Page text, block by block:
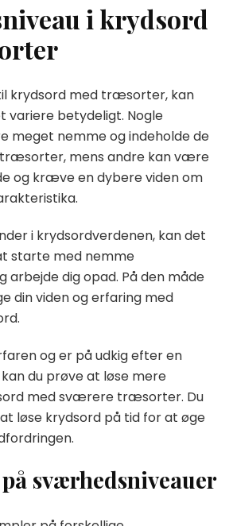
i krydsord
krydsord med træsorter, kan
variere betydeligt. Nogle
meget nemme og indeholde de
mens andre kan være
og kræve en dybere viden om
i krydsordverdenen, kan det
starte med nemme
arbejde dig opad. På den måde
din viden og erfaring med
og er på udkig efter en
du prøve at løse mere
med sværere træsorter. Du
løse krydsord på tid for at øge
sværhedsniveauer